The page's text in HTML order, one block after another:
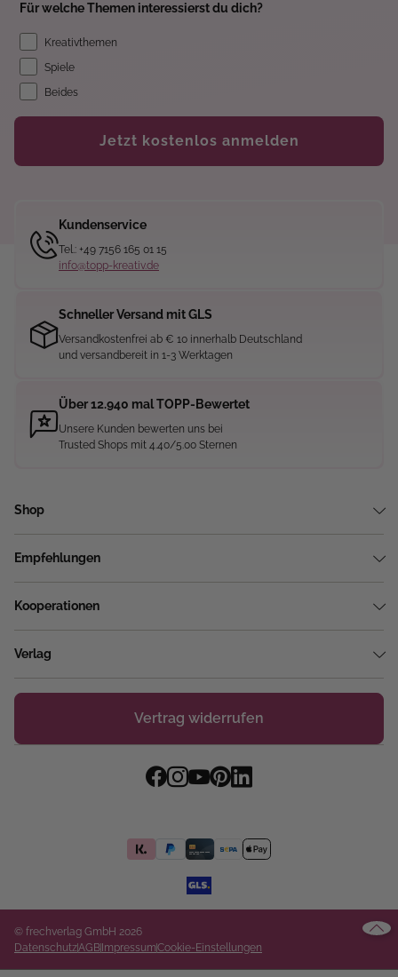
Für welche Themen interessierst du dich?
Kreativthemen
Spiele
Beides
Jetzt kostenlos anmelden
Kundenservice
Tel.: +49 7156 165 01 15
info@topp-kreativ.de
Schneller Versand mit GLS
Versandkostenfrei ab € 10 innerhalb Deutschland
und versandbereit in 1-3 Werktagen
Über 12.940 mal TOPP-Bewertet
Unsere Kunden bewerten uns bei
Trusted Shops mit 4.40/5.00 Sternen
Shop
Empfehlungen
Kooperationen
Verlag
Vertrag widerrufen
© frechverlag GmbH 2026
DatenschutzAGB ImpressumCookie-Einstellungen